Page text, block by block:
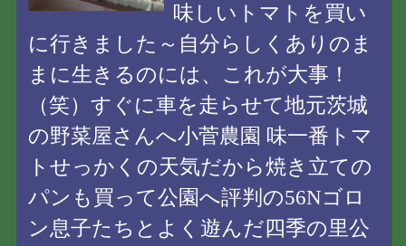
味しいトマトを買い
に行きました～自分らしくありのま
まに生きるのには、これが大事！
（笑）すぐに車を走らせて地元茨城
の野菜屋さんへ小菅農園 味一番トマ
トせっかくの天気だから焼き立ての
パンも買って公園へ評判の56Nゴロ
ン息子たちとよく遊んだ四季の里公